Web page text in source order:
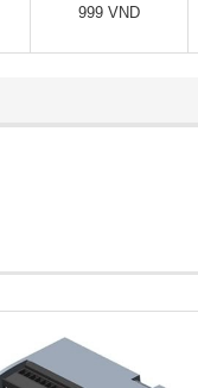
999 VND